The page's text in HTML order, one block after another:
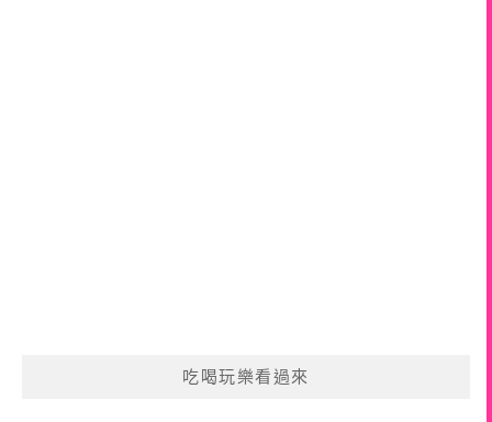
吃喝玩樂看過來